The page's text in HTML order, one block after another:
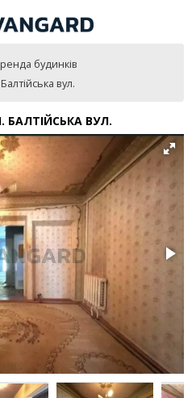
будинків
вул.
БАЛТІЙСЬКА ВУЛ.